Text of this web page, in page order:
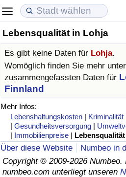
Lebensqualität in Lohja
Es gibt keine Daten für Lohja.
Womöglich finden Sie mehr
zusammengefassten Daten für
Finnland
Mehr Infos:
Lebenshaltungskosten | Kriminalität
|Gesundheitsversorgung |
| Immobilienpreise | Lebensqualität
Über diese Website
Numbeo in
Copyright © 2009-2026 Numbeo.
numbeo.com unterliegt unseren
Lebenshaltungskosten
Lebenshaltungskosten-Index
Lebenshaltungskosten-Index
Lebenshaltungskosten-Index
in Akaba
Immobilienpreise
Immobilienpreis-Index (aktuell)
Immobilienpreis-Index
Immobilienpreis-Index nach
Lebensqualität
Lebensqualität-Index
Lebensqualität-Index (aktuell)
Lebensqualitätsindex nach
Kriminalität
Kriminalitäts-Index (aktuell)